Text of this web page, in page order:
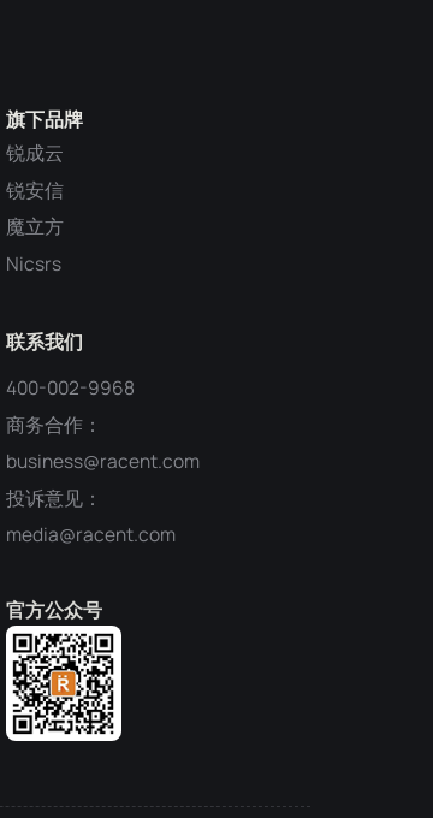
旗下品牌
锐成云
锐安信
魔立方
Nicsrs
联系我们
400-002-9968
商务合作：
business@racent.com
投诉意见：
media@racent.com
官方公众号